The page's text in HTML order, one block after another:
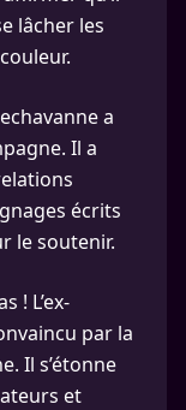
lâcher les
a
Il a
écrits
le soutenir.
! L’ex-
par la
Il s’étonne
et